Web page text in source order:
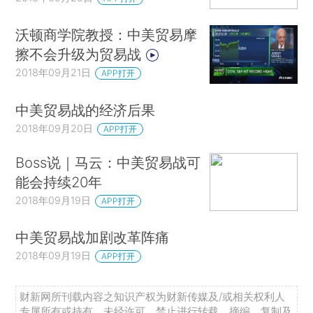
沃顿商学院教授：中美贸易摩
擦不会升级为贸易战
2018年09月21日 APP打开
中美贸易战的经济后果
2018年09月20日 APP打开
Boss说｜马云：中美贸易战可
能会持续20年
2018年09月19日 APP打开
中美贸易战加剧改革阵痛
2018年09月19日 APP打开
财新网所刊载内容之知识产权为财新传媒及/或相关权利人